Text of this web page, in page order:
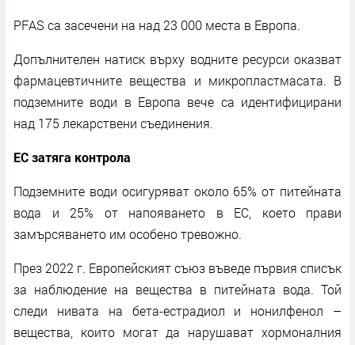
PFAS са засечени на над 23 000 места в Европа.
Допълнителен натиск върху водните ресурси оказват
фармацевтичните вещества и микропластмасата. В
подземните води в Европа вече са идентифицирани
над 175 лекарствени съединения.
ЕС затяга контрола
Подземните води осигуряват около 65% от питейната
вода и 25% от напояването в ЕС, което прави
замърсяването им особено тревожно.
През 2022 г. Европейският съюз въведе първия списък
за наблюдение на вещества в питейната вода. Той
следи нивата на бета-естрадиол и нонилфенол –
вещества, които могат да нарушават хормоналния